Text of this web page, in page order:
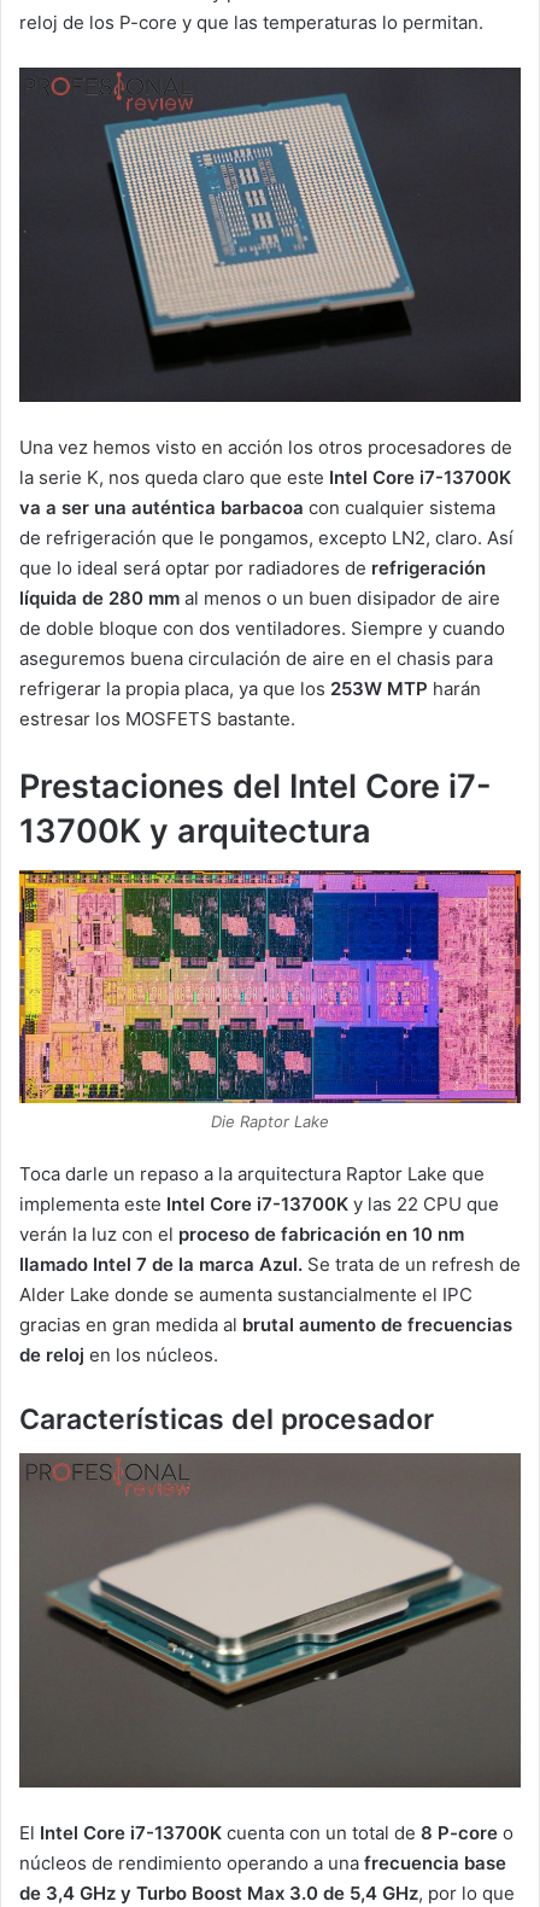
reloj de los P-core y que las temperaturas lo permitan.
Una vez hemos visto en acción los otros procesadores de
la serie K, nos queda claro que este Intel Core i7-13700K
va a ser una auténtica barbacoa con cualquier sistema
de refrigeración que le pongamos, excepto LN2, claro. Así
que lo ideal será optar por radiadores de refrigeración
líquida de 280 mm al menos o un buen disipador de aire
de doble bloque con dos ventiladores. Siempre y cuando
aseguremos buena circulación de aire en el chasis para
refrigerar la propia placa, ya que los 253W MTP harán
estresar los MOSFETS bastante.
Prestaciones del Intel Core i7-
13700K y arquitectura
Die Raptor Lake
Toca darle un repaso a la arquitectura Raptor Lake que
implementa este Intel Core i7-13700K y las 22 CPU que
verán la luz con el proceso de fabricación en 10 nm
llamado Intel 7 de la marca Azul. Se trata de un refresh de
Alder Lake donde se aumenta sustancialmente el IPC
gracias en gran medida al brutal aumento de frecuencias
de reloj en los núcleos.
Características del procesador
El Intel Core i7-13700K cuenta con un total de 8 P-core o
núcleos de rendimiento operando a una frecuencia base
de 3,4 GHz y Turbo Boost Max 3.0 de 5,4 GHz, por lo que